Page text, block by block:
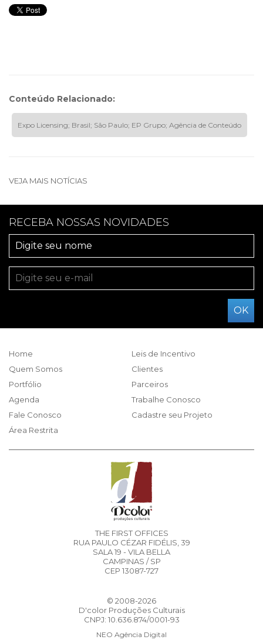
Conteúdo Relacionado:
Expo Licensing; Brasil; São Paulo; EP Grupo; Agência de Conteúdo
VEJA MAIS NOTÍCIAS
RECEBA NOSSAS NOVIDADES
Home
Quem Somos
Portfólio
Leis de Incentivo
Clientes
Parceiros
Agenda
Fale Conosco
Área Restrita
Trabalhe Conosco
Cadastre seu Projeto
THE FIRST OFFICES
RUA PAULO CÉZAR FIDÉLIS, 39
SALA 19 - VILA BELLA
CAMPINAS / SP
CEP 13087-727
© 2008-2026
D'color Produções Culturais
CNPJ: 10.636.874/0001-93
NEO Agência Digital